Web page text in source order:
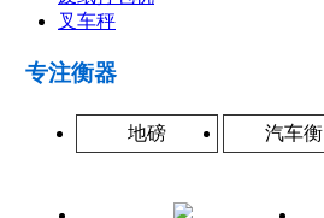
叉车秤
专注衡器
地磅 汽车衡